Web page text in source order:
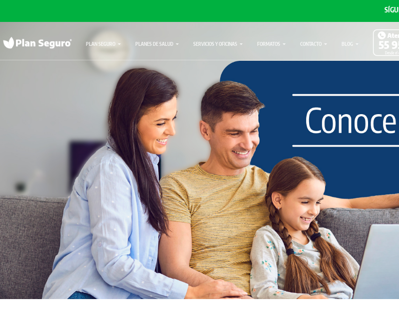
PLAN SEGURO PLANES DE SALUD SERVICIOS Y OFICINAS FORMATOS CONTACTO BLOG